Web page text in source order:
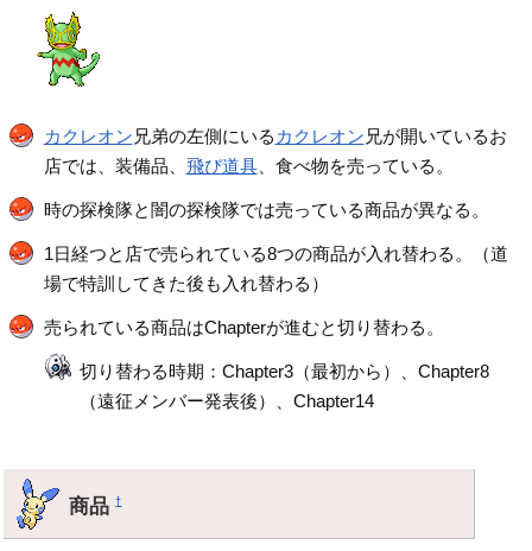
カクレオン 兄弟の左側にいる カクレオン 兄が開いているお
店では、装備品、 飛び道具、食べ物を売っている。
時の探検隊と闇の探検隊では売っている商品が異なる。
1日経つと店で売られている8つの商品が入れ替わる。（道
場で特訓してきた後も入れ替わる）
売られている商品はChapterが進むと切り替わる。
切り替わる時期：Chapter3（最初から）、Chapter8
（遠征メンバー発表後）、Chapter14
商品†